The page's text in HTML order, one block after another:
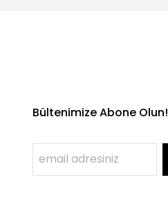
Bültenimize Abone Olun!